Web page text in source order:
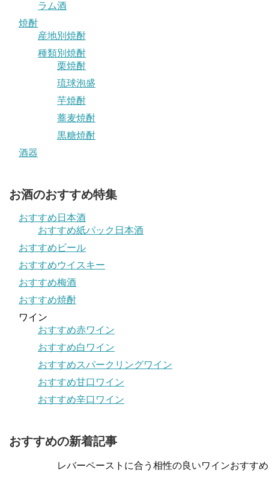
ラム酒
焼酎
産地別焼酎
種類別焼酎
栗焼酎
琉球泡盛
芋焼酎
蕎麦焼酎
黒糖焼酎
酒器
お酒のおすすめ特集
おすすめ日本酒
おすすめ紙パック日本酒
おすすめビール
おすすめウイスキー
おすすめ梅酒
おすすめ焼酎
ワイン
おすすめ赤ワイン
おすすめ白ワイン
おすすめスパークリングワイン
おすすめ甘口ワイン
おすすめ辛口ワイン
おすすめの新着記事
レバーペーストに合う相性の良いワインおすす